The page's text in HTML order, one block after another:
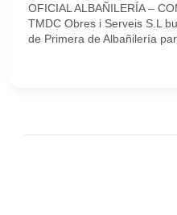
OFICIAL ALBAÑILERÍA –
TMDC Obres i Serveis S.L
de Primera de Albañilería